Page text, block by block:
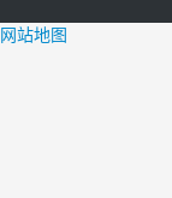
网站地图